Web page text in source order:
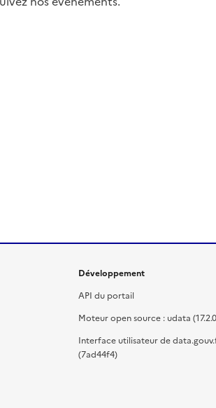
Développement
API du portail
Moteur open source : udata
Interface utilisateur de
(7ad44f4)